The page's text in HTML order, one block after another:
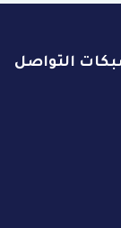
التواصل